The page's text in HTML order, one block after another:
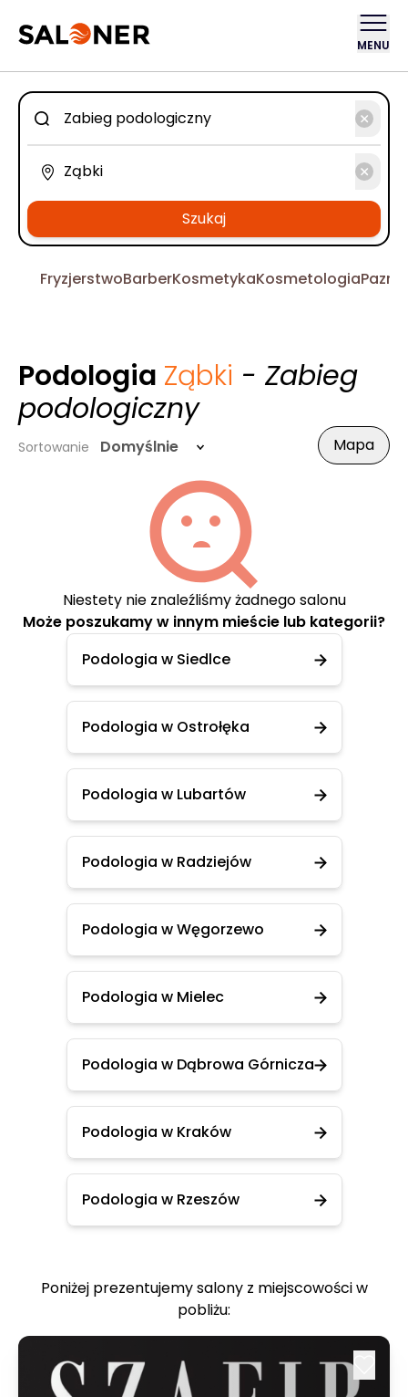
MENU
Szukaj
FryzjerstwoBarberKosmetykaKosmetologia
Podologia Ząbki - Zabieg
podologiczny
Sortowanie Domyślnie Mapa
Niestety nie znaleźliśmy żadnego salonu
Może poszukamy w innym mieście lub kategorii?
Podologia w Siedlce
Podologia w Ostrołęka
Podologia w Lubartów
Podologia w Radziejów
Podologia w Węgorzewo
Podologia w Mielec
Podologia w Dąbrowa Górnicza
Podologia w Kraków
Podologia w Rzeszów
Poniżej prezentujemy salony z miejscowości w
pobliżu: